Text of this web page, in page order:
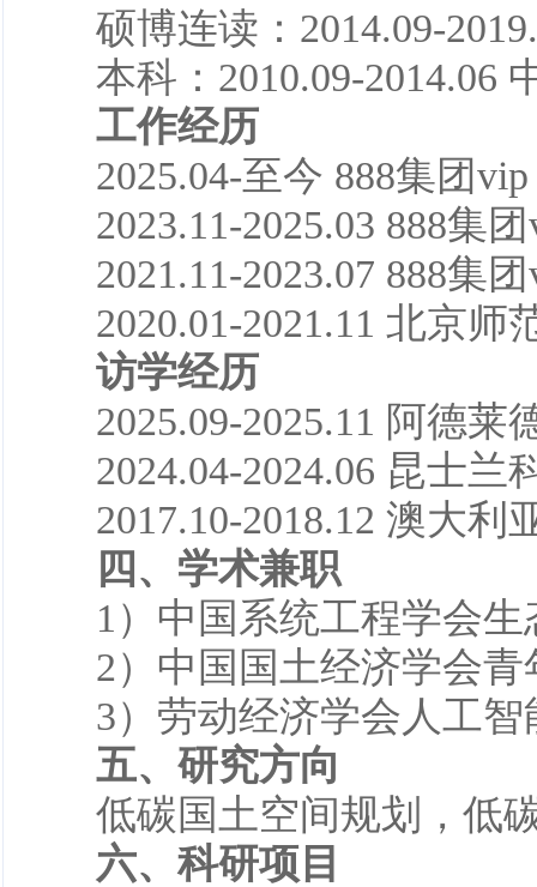
硕博连读：2014.09-
本科：2010.09-2014.06
工作经历
2025.04-至今 888集团
2023.11-2025.03 888集
2021.11-2023.07 888集
2020.01-2021.11 北京师
访学经历
2025.09-2025.11 阿德莱
2024.04-2024.06 昆士兰
2017.10-2018.12 澳大
四、 学术兼职
1）中国系统工程学会
2）中国国土经济学会
3）劳动经济学会人工
五、 研究方向
低碳国土空间规划，低
六、 科研项目